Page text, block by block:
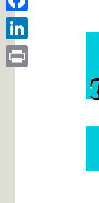
Facebook
LinkedIn